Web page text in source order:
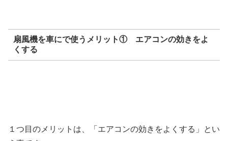
扇風機を車にで使うメリット① エアコンの効きをよ
くする
１つ目のメリットは、「エアコンの効きをよくする」とい